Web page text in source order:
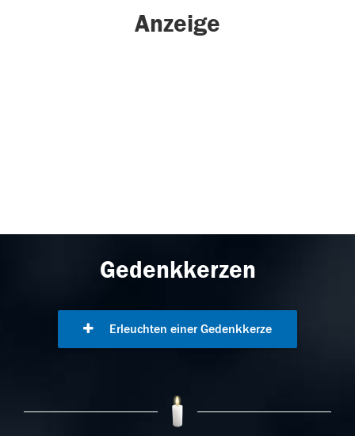
Anzeige
Gedenkkerzen
Erleuchten einer Gedenkkerze